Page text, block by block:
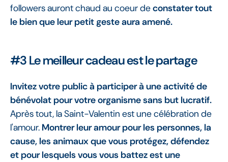
followers auront chaud au coeur deconstater tout
le bien que leur petit geste aura amené.
#3 Le meilleur cadeau est le partage
Invitez votre public à participer à une activité de
bénévolat pour votre organisme sans but lucratif.
Après tout, la Saint-Valentin est une célébration de
l'amour. Montrer leur amour pour les personnes, la
cause, les animaux que vous protégez, défendez
et pour lesquels vous vous battez est une